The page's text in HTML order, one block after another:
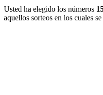
Usted ha elegido los números
aquellos sorteos en los cuales